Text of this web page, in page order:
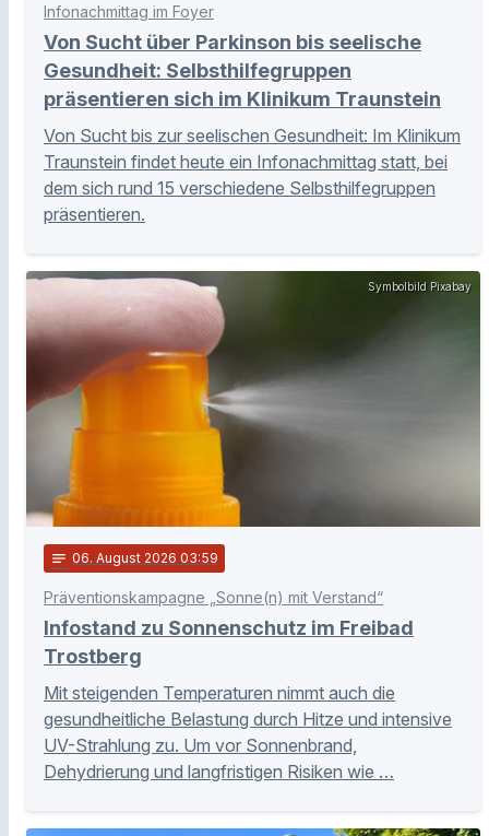
Infonachmittag im Foyer
Von Sucht über Parkinson bis seelische
Gesundheit: Selbsthilfegruppen
präsentieren sich im Klinikum Traunstein
Von Sucht bis zur seelischen Gesundheit: Im Klinikum
Traunstein findet heute ein Infonachmittag statt, bei
dem sich rund 15 verschiedene Selbsthilfegruppen
präsentieren.
Symbolbild Pixabay
notes 06. August 2026 03:59
Präventionskampagne „Sonne(n) mit Verstand“
Infostand zu Sonnenschutz im Freibad
Trostberg
Mit steigenden Temperaturen nimmt auch die
gesundheitliche Belastung durch Hitze und intensive
UV-Strahlung zu. Um vor Sonnenbrand,
Dehydrierung und langfristigen Risiken wie …